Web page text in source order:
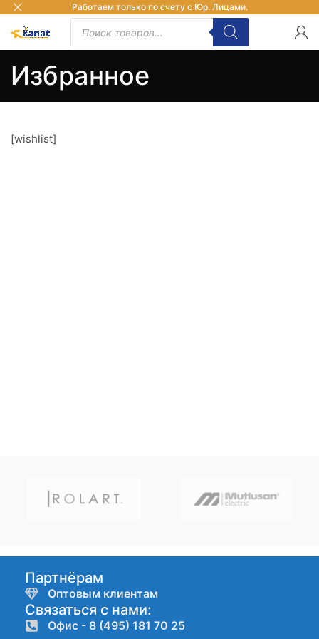
Избранное
[wishlist]
Партнёрам
Оптовым клиентам
Связаться с нами:
Офис - 8 (495) 181 70 25
Работаем только по счету с Юр. Лицами.